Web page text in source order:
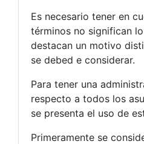
Es necesario tener en
términos no significan
destacan un motivo
se debed e considerar.
Para tener una
respecto a todos los
se presenta el uso de
Primeramente se